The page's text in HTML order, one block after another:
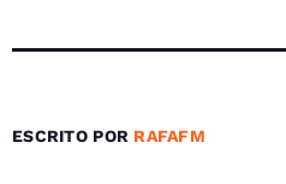
ESCRITO POR RAFAFM